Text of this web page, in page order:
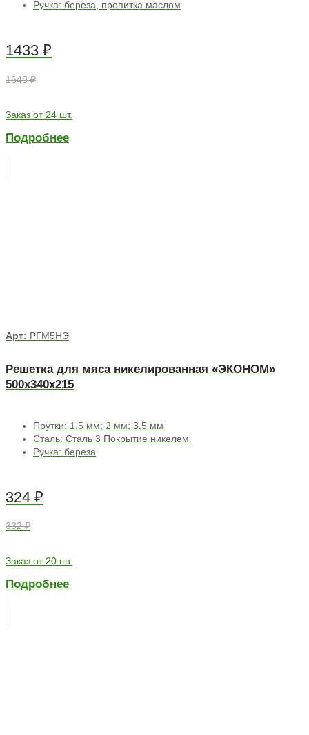
Ручка: береза, пропитка маслом
1433 ₽
1648 ₽
Заказ от 24 шт.
Подробнее
Арт: РГМ5НЭ
Решетка для мяса никелированная «ЭКОНОМ»
500х340х215
Прутки: 1,5 мм; 2 мм; 3,5 мм
Сталь: Сталь 3 Покрытие никелем
Ручка: береза
324 ₽
332 ₽
Заказ от 20 шт.
Подробнее